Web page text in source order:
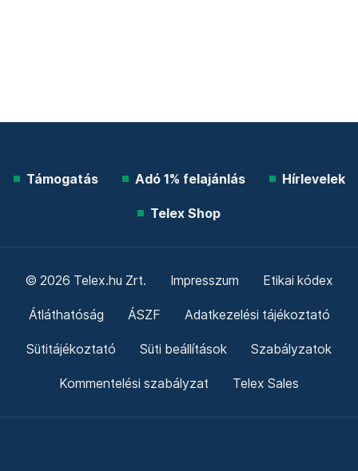
Támogatás Adó 1% felajánlás Hírlevelek
Telex Shop
© 2026 Telex.hu Zrt. Impresszum Etikai kódex
Átláthatóság ÁSZF Adatkezelési tájékoztató
Sütitájékoztató Süti beállítások Szabályzatok
Kommentelési szabályzat Telex Sales